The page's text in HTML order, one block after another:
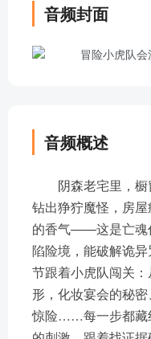
音频封面
音频概述
阴森老宅里，
钻出狰狞魔怪，房
的香气——这是亡魂
陷险境，能破解诡
节跟着小虎队闯关
形，化妆宴会的秘
惊险……每一步都藏